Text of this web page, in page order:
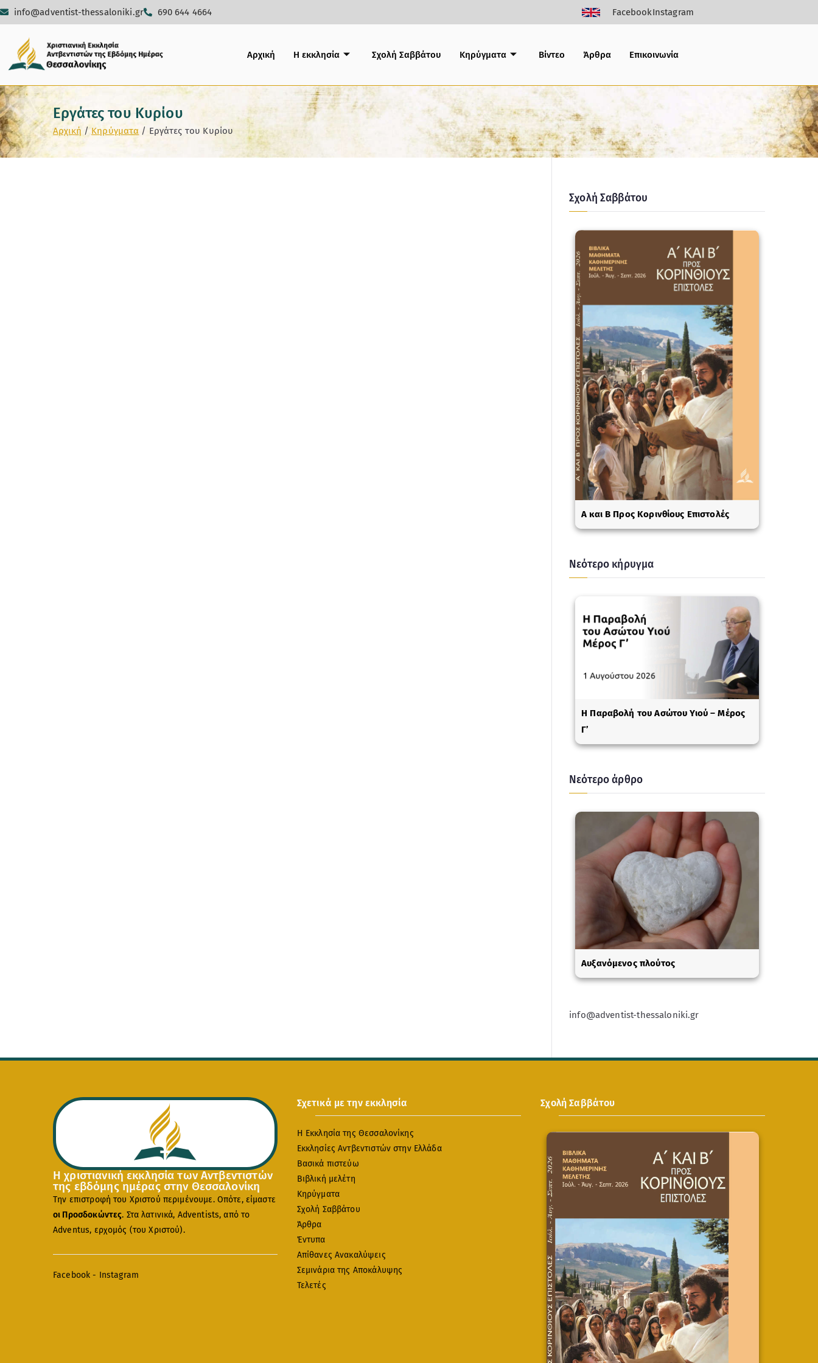
info@adventist-thessaloniki.gr 690 644 4664 FacebookInstagram
Αρχική Η εκκλησία Σχολή Σαββάτου Κηρύγματα Bίντεο Άρθρα Επικοινωνία
Εργάτες του Κυρίου
Αρχική Κηρύγματα Εργάτες του Κυρίου
Σχολή Σαββάτου
A και Β Προς Κορινθίους Επιστολές
Νεότερο κήρυγμα
Η Παραβολή του Ασώτου Υιού – Μέρος
Γ’
Νεότερο άρθρο
Αυξανόμενος πλούτος
info@adventist-thessaloniki.gr
Η χριστιανική εκκλησία των Αντβεντιστών
της εβδόμης ημέρας στην Θεσσαλονίκη
Την επιστροφή του Χριστού περιμένουμε. Οπότε, είμαστε
οι Προσδοκώντες. Στα λατινικά, Adventists, από το
Adventus, ερχομός (του Χριστού).
Facebook - Instagram
Σχετικά με την εκκλησία
Η Εκκλησία της Θεσσαλονίκης
Εκκλησίες Αντβεντιστών στην Ελλάδα
Βασικά πιστεύω
Βιβλική μελέτη
Κηρύγματα
Σχολή Σαββάτου
Άρθρα
Έντυπα
Απίθανες Ανακαλύψεις
Σεμινάρια της Αποκάλυψης
Τελετές
Σχολή Σαββάτου